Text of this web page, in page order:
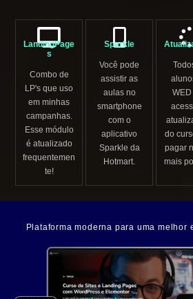
LandingPage
s
Combo de
LP's que uso
em minhas
campanhas.
Esse módulo
é atualizado
frequentemen
te!
Sparkle
Você pode
assistir as
aulas no
smartphone
com o
aplicativo
Sparkle da
Hotmart.
WED
do
pagar
mais
Plataforma moderna para uma melhor